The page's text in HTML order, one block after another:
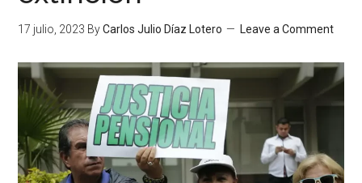
17 julio, 2023 ByCarlos Julio Díaz Lotero Leave a Comment